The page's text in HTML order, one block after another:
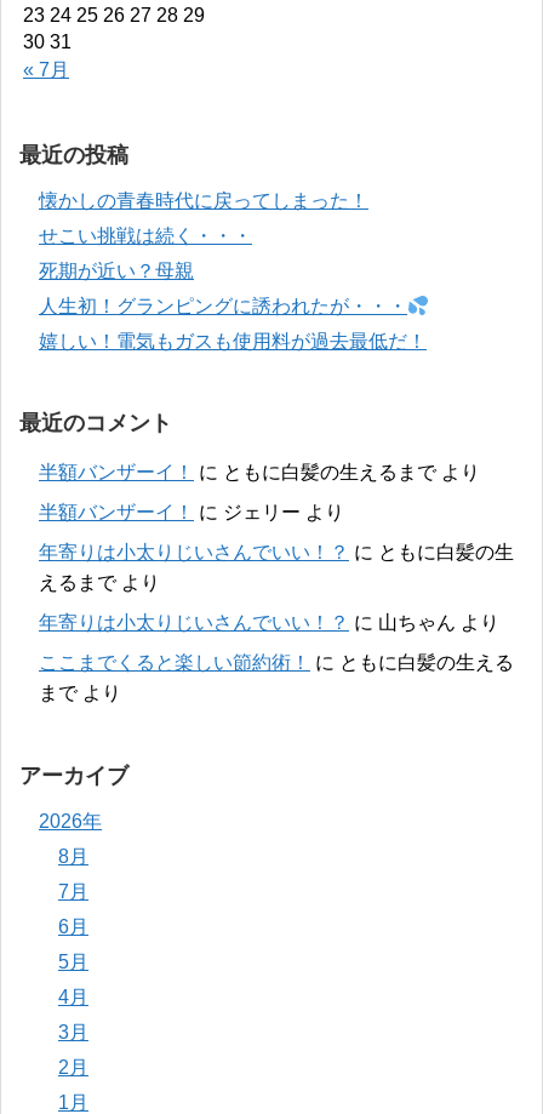
« 7月
23 24 25 26 27 28 29
30 31
最近の投稿
懐かしの青春時代に戻ってしまった！
せこい挑戦は続く・・・
死期が近い？母親
人生初！グランピングに誘われたが・・・
嬉しい！電気もガスも使用料が過去最低だ！
最近のコメント
半額バンザーイ！ に ともに白髪の生えるまでより
半額バンザーイ！
に ジェリー より
年寄りは小太りじいさんでいい！？ に ともに白髪の生
えるまでより
年寄りは小太りじいさんでいい！？ に 山ちゃん より
ここまでくると楽しい節約術！
に ともに白髪の生える
までより
アーカイブ
2026年
8月
7月
6月
5月
4月
3月
2月
1月